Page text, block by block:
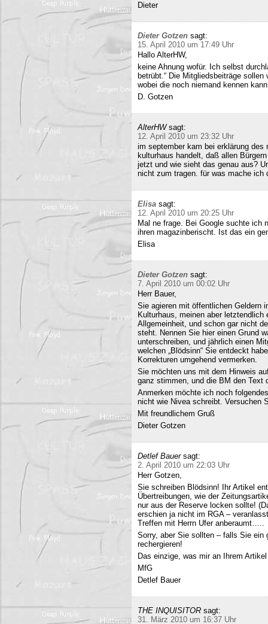
Dieter
Dieter Gotzen sagt:
15. April 2010 um 17:49 Uhr
Hallo AlterHW,
keine Ahnung wofür. Ich selbst
betrübt.“ Die Mitgliedsbeiträge
wobei die noch niemand kennen
D. Gotzen
AlterHW sagt:
12. April 2010 um 23:32 Uhr
im september kam bei erklärung
kulturhaus handelt, daß allen
jetzt und wie sieht das genau aus?
nicht zum tragen. für was mache ich
Elisa sagt:
12. April 2010 um 20:25 Uhr
Mal ne frage. Bei Google suchte ich
ihren magazinberischt. Ist das ein
Elisa
Dieter Gotzen sagt:
7. April 2010 um 00:02 Uhr
Herr Bauer,
Sie agieren mit öffentlichen Geldern
Kulturhaus, meinen aber
Allgemeinheit, und schon gar nicht
steht. Nennen Sie hier einen Grund
unterschreiben, und jährlich einen
welchen „Blödsinn“ Sie entdeckt
Korrekturen umgehend vermerken.
Sie möchten uns mit dem Hinweis
ganz stimmen, und die BM den Text
Anmerken möchte ich noch
nicht wie Nivea schreibt. Versuchen
Mit freundlichem Gruß
Dieter Gotzen
Detlef Bauer sagt:
2. April 2010 um 22:03 Uhr
Herr Gotzen,
Sie schreiben Blödsinn! Ihr Artikel
Übertreibungen, wie der
nur aus der Reserve locken sollte!
erschien ja nicht im RGA –
Treffen mit Herrn Ufer anberaumt…..
Sorry, aber Sie sollten – falls Sie ein
rechergieren!
Das einzige, was mir an Ihrem
MfG
Detlef Bauer
THE INQUISITOR sagt:
31. März 2010 um 16:37 Uhr